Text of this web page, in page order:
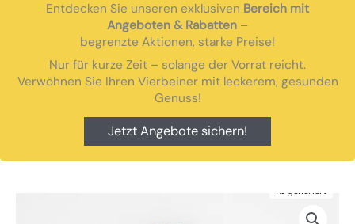
Entdecken Sie unseren exklusiven Bereich mit
Angeboten & Rabatten –
begrenzte Aktionen, starke Preise!
Nur für kurze Zeit – solange der Vorrat reicht.
Verwöhnen Sie Ihren Vierbeiner mit leckerem, gesunden
Genuss!
Jetzt Angebote sichern!